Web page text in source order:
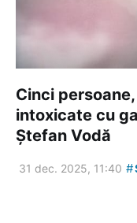
Cinci
intoxicate cu
Ștefan Vodă
31 dec. 2025, 11:40 #